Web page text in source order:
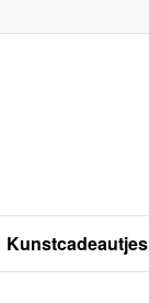
Kunstcadeautjes